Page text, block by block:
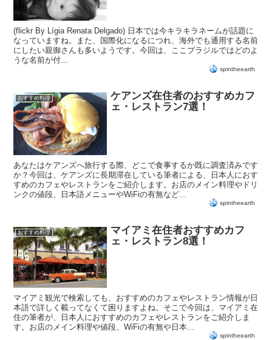
(flickr By Lígia Renata Delgado) 日本では今キラキラネームが話題に
なっていますね。また、国際化になるにつれ、海外でも通用する名前
にしたい親御さんも多いようです。今回は、ここブラジルではどのよ
うな名前が付...
spintheearth
おすすめ料理
ケアンズ在住者のおすすめカフ
ェ・レストラン7選！
あなたはケアンズへ旅行する際、どこで食事するか既に調査済みです
か？今回は、ケアンズに長期滞在している筆者による、日本人におす
すめのカフェやレストランをご紹介します。お店のメイン料理やドリ
ンクの値段、日本語メニューやWiFiの有無など...
spintheearth
おすすめ料理
マイアミ在住者おすすめカフ
ェ・レストラン8選！
マイアミ観光で検索しても、おすすめのカフェやレストラン情報が日
本語で詳しく載ってなくて困りますよね。そこで今回は、マイアミ在
住の筆者が、日本人におすすめのカフェやレストランをご紹介しま
す。お店のメイン料理や値段、WiFiの有無や日本...
spintheearth